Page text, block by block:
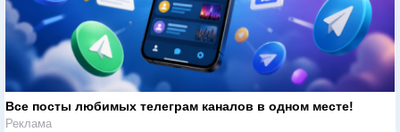
Все посты любимых телеграм каналов в одном месте!
Реклама